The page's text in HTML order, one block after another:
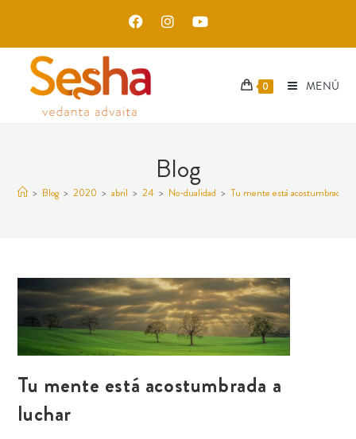
0 MENÚ
Blog
> Blog > 2020 > abril > 24 > No-dualidad > Tu mente está acostumbrada a
Tu mente está acostumbrada a
luchar